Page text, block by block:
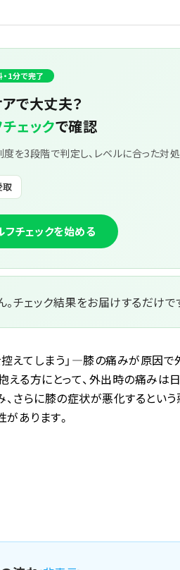
・1分で完了
で大丈夫？
ェックで確認
を3段階で判定し、レベルに合った対処
取
チェックを始める
チェック結果をお届けするだけで
えてしまう」—膝の痛みが原因
る方にとって、外出時の痛みは
らに膝の症状が悪化するとい
あります。